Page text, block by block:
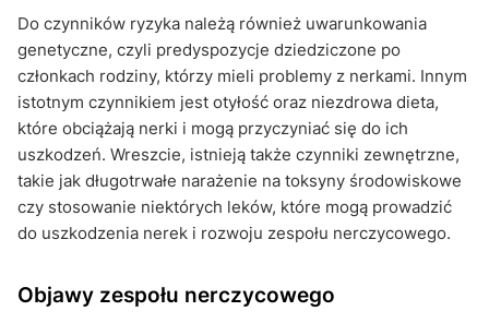
Do czynników ryzyka należą również uwarunkowania
genetyczne, czyli predyspozycje dziedziczone po
członkach rodziny, którzy mieli problemy z nerkami. Innym
istotnym czynnikiem jest otyłość oraz niezdrowa dieta,
które obciążają nerki i mogą przyczyniać się do ich
uszkodzeń. Wreszcie, istnieją także czynniki zewnętrzne,
takie jak długotrwałe narażenie na toksyny środowiskowe
czy stosowanie niektórych leków, które mogą prowadzić
do uszkodzenia nerek i rozwoju zespołu nerczycowego.
Objawy zespołu nerczycowego